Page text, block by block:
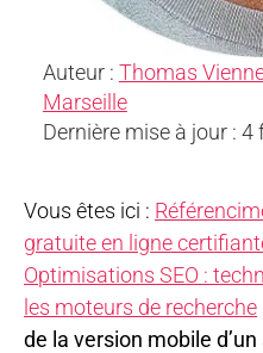
Auteur : Thomas
Marseille
Dernière mise à jour : 4
Vous êtes ici :
gratuite en ligne
Optimisations SEO :
les moteurs de recherche
de la version mobile